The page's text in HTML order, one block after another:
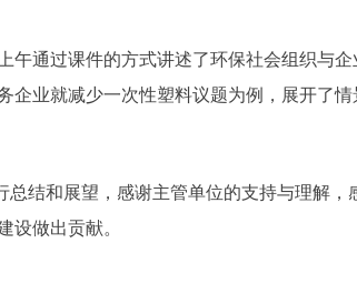
通过课件的方式讲述了环保社会组织与企
业就减少一次性塑料议题为例，展开了
结和展望，感谢主管单位的支持与理解，
设做出贡献。